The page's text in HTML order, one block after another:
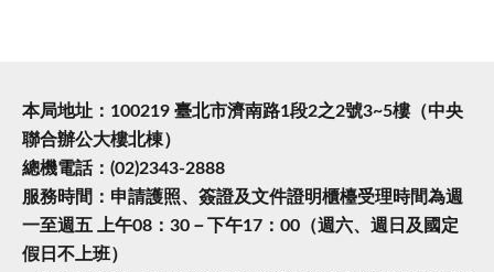
本局地址：100219 臺北市濟南路1段2之2號3~5樓（中央
聯合辦公大樓北棟）
總機電話：(02)2343-2888
服務時間：申請護照、簽證及文件證明櫃檯受理時間為週
一至週五 上午08：30－下午17：00（週六、週日及國定
假日不上班）